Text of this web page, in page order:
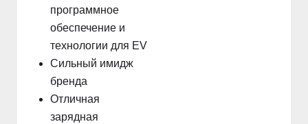
программное
обеспечение и
технологии для EV
Сильный имидж
бренда
Отличная
зарядная